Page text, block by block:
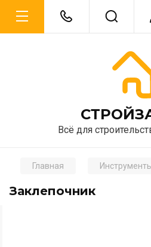
Всё для
Главная
Заклепочник